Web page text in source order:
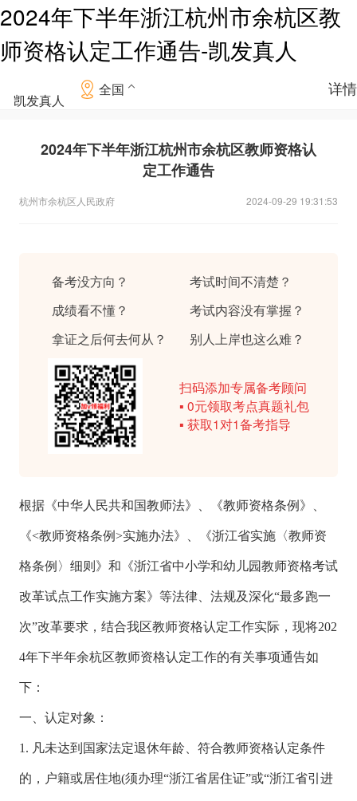
2024年下半年浙江杭州市余杭区教
师资格认定工作通告-凯发真人
凯发真人
全国 详情
2024年下半年浙江杭州市余杭区教师资格认
定工作通告
杭州市余杭区人民政府 2024-09-29 19:31:53
备考没方向？
考试时间不清楚？
成绩看不懂？
考试内容没有掌握？
拿证之后何去何从？
别人上岸也这么难？
扫码添加专属备考顾问
▪ 0元领取考点真题礼包
▪ 获取1对1备考指导
根据《中华人民共和国教师法》、《教师资格条例》、
《<教师资格条例>实施办法》、《浙江省实施〈教师资
格条例〉细则》和《浙江省中小学和幼儿园教师资格考试
改革试点工作实施方案》等法律、法规及深化“最多跑一
次”改革要求，结合我区教师资格认定工作实际，现将202
4年下半年余杭区教师资格认定工作的有关事项通告如
下：
一、认定对象：
1. 凡未达到国家法定退休年龄、符合教师资格认定条件
的，户籍或居住地(须办理“浙江省居住证”或“浙江省引进